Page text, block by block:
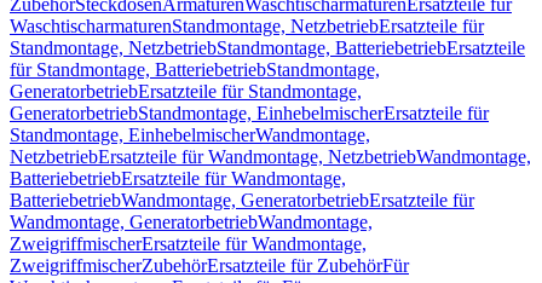
ZubehörSteckdosenArmaturenWaschtischarmaturen Ersatzteile für
WaschtischarmaturenStandmontage, NetzbetriebErsatzteile für
Standmontage, NetzbetriebStandmontage, BatteriebetriebErsatzteile
für Standmontage, BatteriebetriebStandmontage,
GeneratorbetriebErsatzteile für Standmontage,
GeneratorbetriebStandmontage, EinhebelmischerErsatzteile für
Standmontage, EinhebelmischerWandmontage,
NetzbetriebErsatzteile für Wandmontage, NetzbetriebWandmontage,
BatteriebetriebErsatzteile für Wandmontage,
BatteriebetriebWandmontage, GeneratorbetriebErsatzteile für
Wandmontage, GeneratorbetriebWandmontage,
ZweigriffmischerErsatzteile für Wandmontage,
ZweigriffmischerZubehörErsatzteile für ZubehörFür